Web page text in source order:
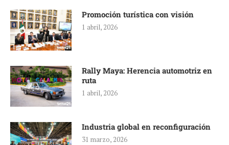
Promoción turística con visión
1 abril, 2026
Rally Maya: Herencia automotriz en
ruta
1 abril, 2026
Industria global en reconfiguración
31 marzo, 2026